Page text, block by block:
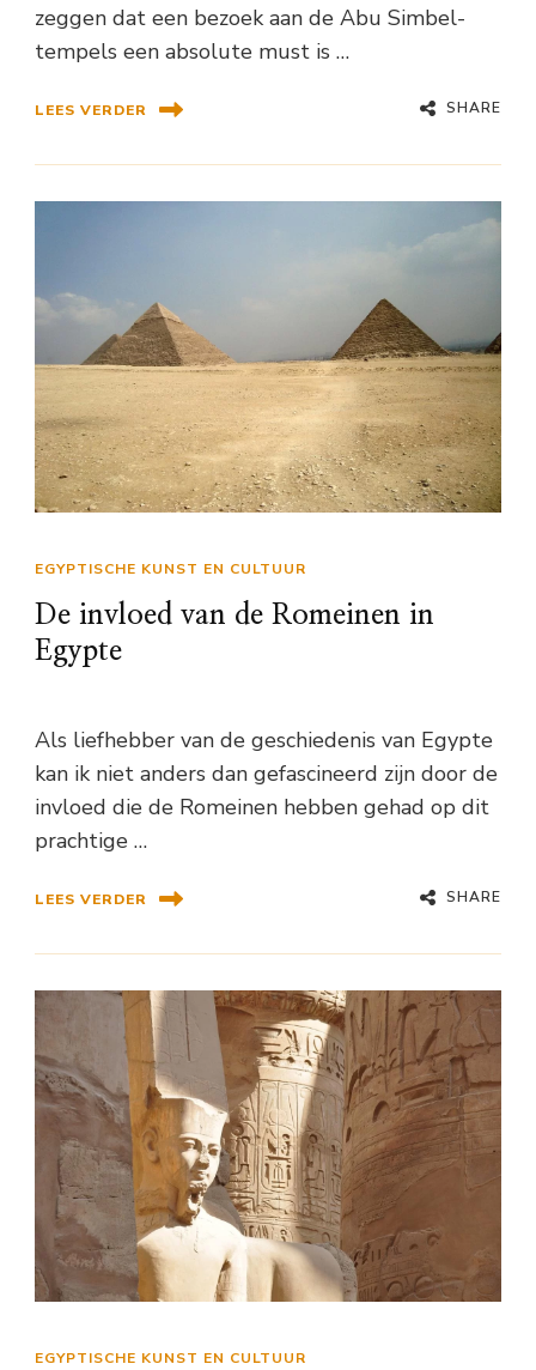
zeggen dat een bezoek aan de Abu Simbel-
tempels een absolute must is …
LEES VERDER SHARE
EGYPTISCHE KUNST EN CULTUUR
De invloed van de Romeinen in
Egypte
Als liefhebber van de geschiedenis van Egypte
kan ik niet anders dan gefascineerd zijn door de
invloed die de Romeinen hebben gehad op dit
prachtige …
LEES VERDER SHARE
EGYPTISCHE KUNST EN CULTUUR